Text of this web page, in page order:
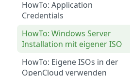
Features & Functions
Flavors
Compute Storage
HowTo: Application
Credentials
HowTo: Windows Server
Installation mit eigener ISO
HowTo: Eigene ISOs in der
OpenCloud verwenden